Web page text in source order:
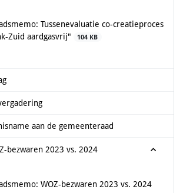
Tussenevaluatie co-creatieproces
Zuid aardgasvrij"
104 KB
aan de gemeenteraad
bezwaren 2023 vs. 2024
WOZ-bezwaren 2023 vs. 2024